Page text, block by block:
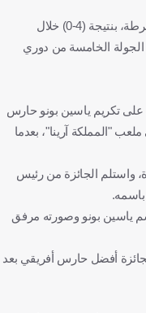
وحقق الهلال فوزًا كبيرًا على حساب نظيره الشرطة، بنتيجة (4-0) خلال
الخامسة من دوري
تكريم ياسين بونو حارس
"المملكة آرينا"، بعدما
واستلم الجائزة من رئيس
باسمه.
ياسين بونو وصورته مرفق
بجائزة أفضل حارس أفريقي بعد